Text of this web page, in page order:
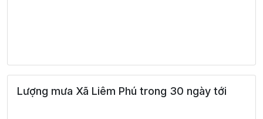
Lượng mưa Xã Liêm Phú trong 30 ngày tới